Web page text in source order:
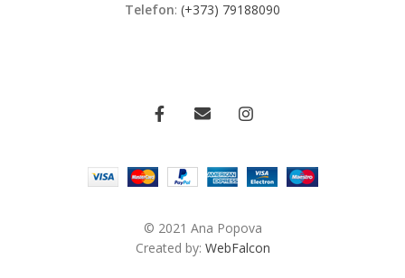
Telefon: (+373) 79188090
© 2021 Ana Popova
Created by: WebFalcon